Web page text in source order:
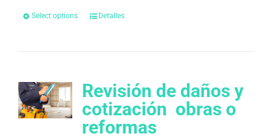
Select options Detalles
Revisión de daños y
cotización  obras o
reformas